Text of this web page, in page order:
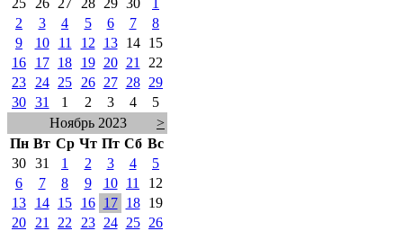
2
3 4 5 6 7
8
9
10 11 12 13 14
15
16
17 18 19 20 21
22
23
24 25 26 27 28
29
30 31 1 2 3 4
5
Ноябрь 2023
>
Пн Вт Ср Чт Пт Сб Вс
30 31 1 2 3 4
5
6
7 8 9 10 11
12
13
14 15 16 17 18
19
20
21 22 23 24 25
26